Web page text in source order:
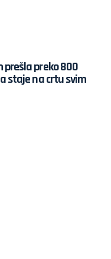
preko 800
staje na crtu svim